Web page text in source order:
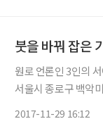
붓을 바꿔 잡은
원로 언론인 3인의
서울시 종로구 백악미술관에서 개최된다. 전
2017-11-29 16:12